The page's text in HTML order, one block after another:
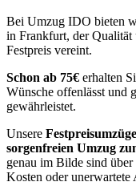
Bei Umzug IDO bieten
in Frankfurt, der Qualität
Festpreis vereint.
Schon ab 75€ erhalten
Wünsche offenlässt und
gewährleistet.
Unsere Festpreisumzüge
sorgenfreien Umzug
genau im Bilde sind
Kosten oder unerwartete